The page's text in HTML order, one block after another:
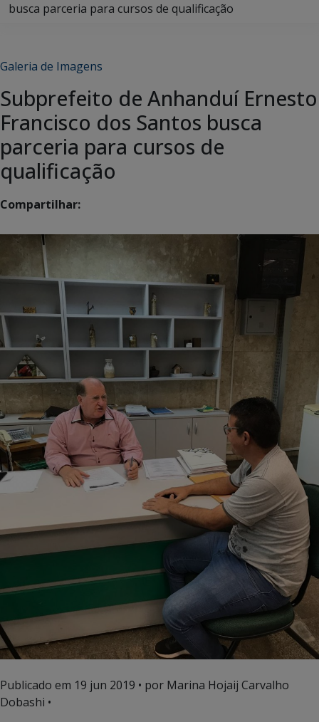
busca parceria para cursos de qualificação
Galeria de Imagens
Subprefeito de Anhanduí Ernesto
Francisco dos Santos busca
parceria para cursos de
qualificação
Compartilhar:
Publicado em 19 jun 2019 • por Marina Hojaij Carvalho
Dobashi •